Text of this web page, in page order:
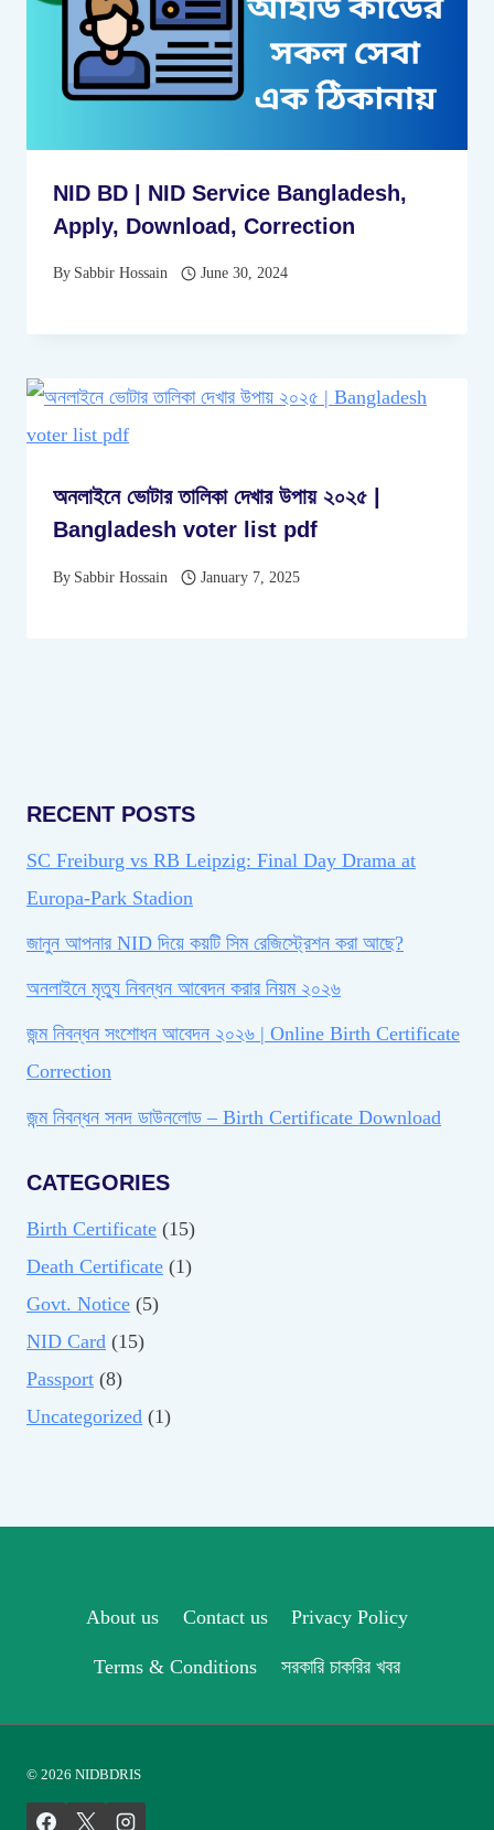
NID BD | NID Service Bangladesh,
Apply, Download, Correction
By Sabbir Hossain June 30, 2024
অনলাইনে ভোটার তালিকা দেখার উপায় ২০২৫ |
Bangladesh voter list pdf
By Sabbir Hossain January 7, 2025
RECENT POSTS
SC Freiburg vs RB Leipzig: Final Day Drama at
Europa-Park Stadion
জানুন আপনার NID দিয়ে কয়টি সিম রেজিস্ট্রেশন করা আছে?
অনলাইনে মৃত্যু নিবন্ধন আবেদন করার নিয়ম ২০২৬
জন্ম নিবন্ধন সংশোধন আবেদন ২০২৬ | Online Birth Certificate
Correction
জন্ম নিবন্ধন সনদ ডাউনলোড – Birth Certificate Download
CATEGORIES
Birth Certificate (15)
Death Certificate (1)
Govt. Notice (5)
NID Card (15)
Passport (8)
Uncategorized (1)
About us Contact us Privacy Policy
Terms & Conditions সরকারি চাকরির খবর
© 2026 NIDBDRIS